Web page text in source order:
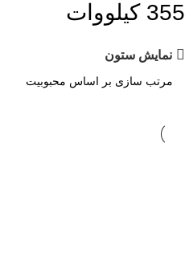
355 کیلووات
نمایش ستون